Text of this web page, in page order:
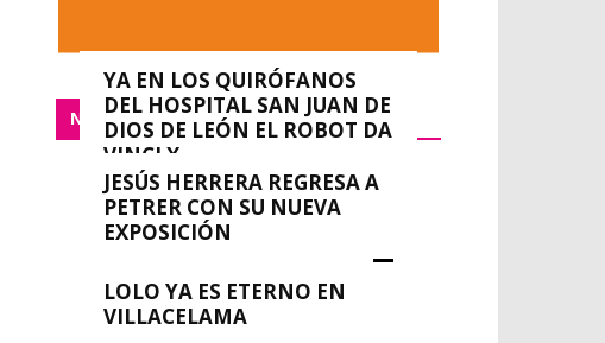
NACIONAL
YA EN LOS QUIRÓFANOS
DEL HOSPITAL SAN JUAN DE
DIOS DE LEÓN EL ROBOT DA
VINCI X
redacción septiembre 14, 2023
JESÚS HERRERA REGRESA A
PETRER CON SU NUEVA
EXPOSICIÓN
LOLO YA ES ETERNO EN
VILLACELAMA